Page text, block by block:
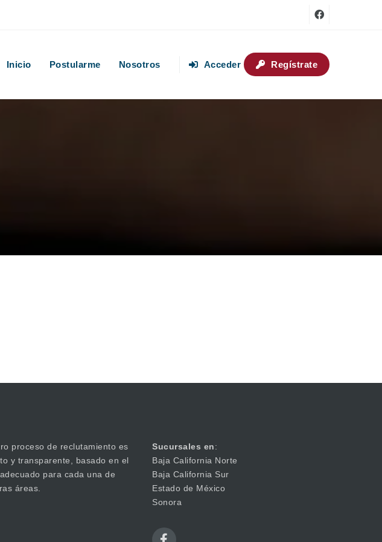
Inicio Postularme Nosotros Acceder Regístrate
proceso de reclutamiento es
y transparente, basado en el
para cada una de
áreas.
Sucursales en:
Baja California Norte
Baja California Sur
Estado de México
Sonora